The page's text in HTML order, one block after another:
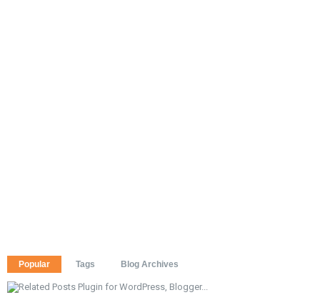
Popular Tags Blog Archives